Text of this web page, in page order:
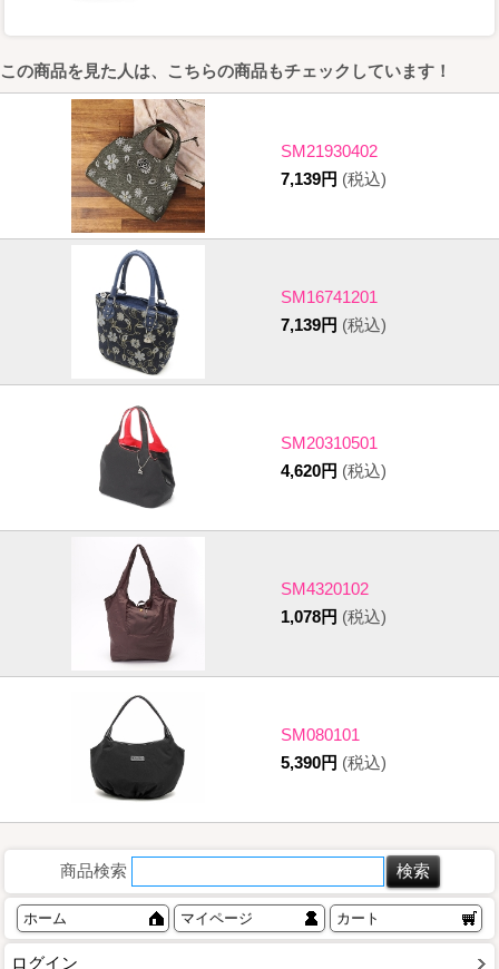
この商品を見た人は、こちらの商品もチェックしています！
SM21930402
7,139円 (税込)
SM16741201
7,139円 (税込)
SM20310501
4,620円 (税込)
SM4320102
1,078円 (税込)
SM080101
5,390円 (税込)
商品検索
ホーム マイページ カート
ログイン